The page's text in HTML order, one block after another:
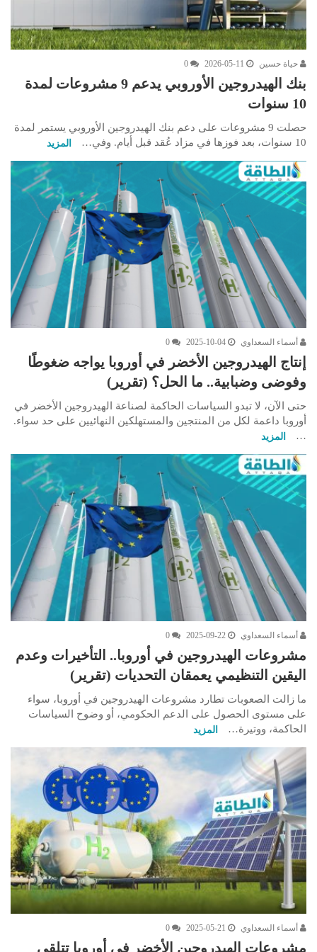
حياة حسين 2026-05-11
0
بنك الهيدروجين الأوروبي يدعم 9 مشروعات لمدة
10 سنوات
حصلت 9 مشروعات على دعم بنك الهيدروجين الأوروبي يستمر لمدة
10 سنوات، بعد فوزها في مزاد عُقد قبل أيام. وفي…
المزيد
أسماء السعداوي 2025-10-04
0
إنتاج الهيدروجين الأخضر في أوروبا يواجه ضغوطًا
وفوضى وضبابية.. ما الحل؟ (تقرير)
حتى الآن، لا تبدو السياسات الحاكمة لصناعة الهيدروجين الأخضر في
أوروبا داعمة لكل من المنتجين والمستهلكين النهائيين على حد سواء.
…
المزيد
أسماء السعداوي 2025-09-22
0
مشروعات الهيدروجين في أوروبا.. التأخيرات وعدم
اليقين التنظيمي يعمقان التحديات (تقرير)
ما زالت الصعوبات تطارد مشروعات الهيدروجين في أوروبا، سواء
على مستوى الحصول على الدعم الحكومي، أو وضوح السياسات
الحاكمة، ووتيرة…
المزيد
أسماء السعداوي 2025-05-21
0
مشروعات الهيدروجين الأخضر في أوروبا تتلقى